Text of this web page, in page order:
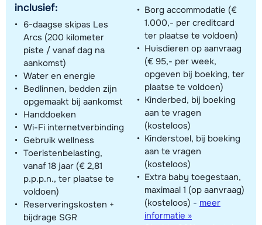
inclusief:
6-daagse skipas Les
Arcs (200 kilometer
piste / vanaf dag na
aankomst)
Water en energie
Bedlinnen, bedden zijn
opgemaakt bij aankomst
Handdoeken
Wi-Fi internetverbinding
Gebruik wellness
Toeristenbelasting,
vanaf 18 jaar (€ 2,81
p.p.p.n., ter plaatse te
voldoen)
Reserveringskosten +
bijdrage SGR
Borg accommodatie (€
1.000,- per creditcard
ter plaatse te voldoen)
Huisdieren op aanvraag
(€ 95,- per week,
opgeven bij boeking, ter
plaatse te voldoen)
Kinderbed, bij boeking
aan te vragen
(kosteloos)
Kinderstoel, bij boeking
aan te vragen
(kosteloos)
Extra baby toegestaan,
maximaal 1 (op aanvraag)
(kosteloos) - meer
informatie »